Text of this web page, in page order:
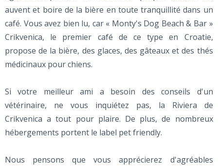
auvent et boire de la bière en toute tranquillité dans un
café. Vous avez bien lu, car « Monty's Dog Beach & Bar »
Crikvenica, le premier café de ce type en Croatie,
propose de la bière, des glaces, des gâteaux et des thés
médicinaux pour chiens.
Si votre meilleur ami a besoin des conseils d'un
vétérinaire, ne vous inquiétez pas, la Riviera de
Crikvenica a tout pour plaire. De plus, de nombreux
hébergements portent le label pet friendly.
Nous pensons que vous apprécierez d'agréables